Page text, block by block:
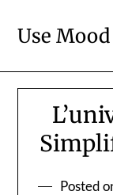
content
Use Mood
Posted